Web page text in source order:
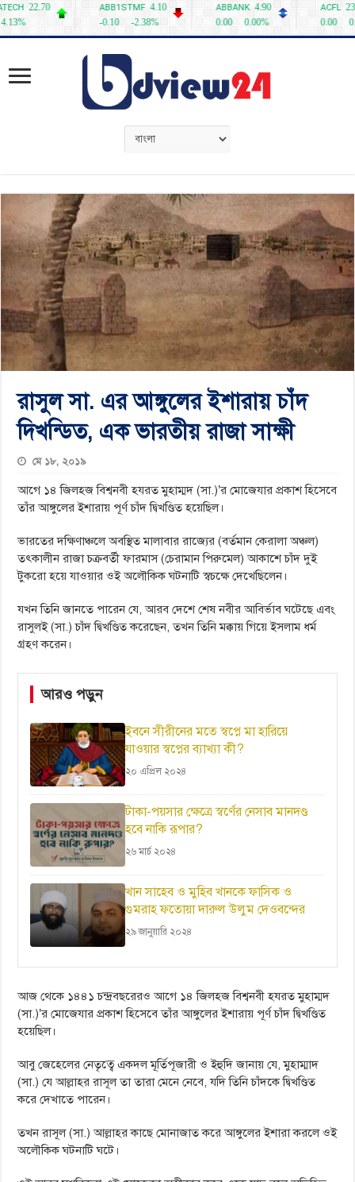
রাসুল সা. এর আঙ্গুলের ইশারায় চাঁদ
দিখন্ডিত, এক ভারতীয় রাজা সাক্ষী
মে ১৮, ২০১৯
আগে ১৪ জিলহজ বিশ্বনবী হযরত মুহাম্মদ (সা.)’র মোজেযার প্রকাশ হিসেবে
তাঁর আঙ্গুলের ইশারায় পূর্ণ চাঁদ দ্বিখণ্ডিত হয়েছিল।
ভারতের দক্ষিণাঞ্চলে অবস্থিত মালাবার রাজ্যের (বর্তমান কেরালা অঞ্চল)
তৎকালীন রাজা চক্রবর্তী ফারমাস (চেরামান পিরুমেল) আকাশে চাঁদ দুই
টুকরো হয়ে যাওয়ার ওই অলৌকিক ঘটনাটি স্বচক্ষে দেখেছিলেন।
যখন তিনি জানতে পারেন যে, আরব দেশে শেষ নবীর আবির্ভাব ঘটেছে এবং
রাসুলই (সা.) চাঁদ দ্বিখণ্ডিত করেছেন, তখন তিনি মক্কায় গিয়ে ইসলাম ধর্ম
গ্রহণ করেন।
আরও পড়ুন
ইবনে সীরীনের মতে স্বপ্নে মা হারিয়ে
যাওয়ার স্বপ্নের ব্যাখ্যা কী?
২০ এপ্রিল ২০২৪
টাকা-পয়সার ক্ষেত্রে স্বর্ণের নেসাব মানদণ্ড
হবে নাকি রূপার?
২৬ মার্চ ২০২৪
খান সাহেব ও মুহিব খানকে ফাসিক ও
গুমরাহ ফতোয়া দারুল উলুম দেওবন্দের
২৯ জানুয়ারি ২০২৪
আজ থেকে ১৪৪১ চন্দ্রবছরেরও আগে ১৪ জিলহজ বিশ্বনবী হযরত মুহাম্মদ
(সা.)’র মোজেযার প্রকাশ হিসেবে তাঁর আঙ্গুলের ইশারায় পূর্ণ চাঁদ দ্বিখণ্ডিত
হয়েছিল।
আবু জেহেলের নেতৃত্বে একদল মূর্তিপূজারী ও ইহুদি জানায় যে, মুহাম্মাদ
(সা.) যে আল্লাহর রাসূল তা তারা মেনে নেবে, যদি তিনি চাঁদকে দ্বিখণ্ডিত
করে দেখাতে পারেন।
তখন রাসূল (সা.) আল্লাহর কাছে মোনাজাত করে আঙ্গুলের ইশারা করলে ওই
অলৌকিক ঘটনাটি ঘটে।